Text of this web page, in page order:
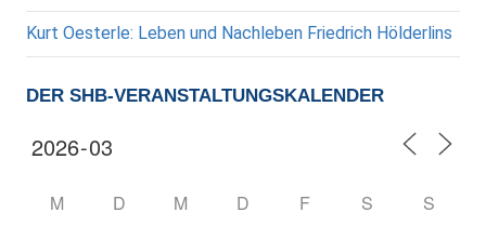
Kurt Oesterle: Leben und Nachleben Friedrich Hölderlins
DER SHB-VERANSTALTUNGSKALENDER
M D M D F S S